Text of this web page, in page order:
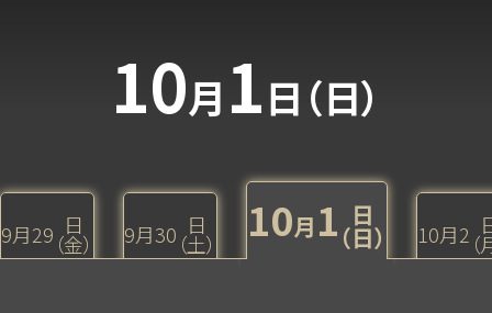
10月1日（日）
9月29 日
（金） 9月30 日
（土） 10月 1 日
（日） 10月2 （